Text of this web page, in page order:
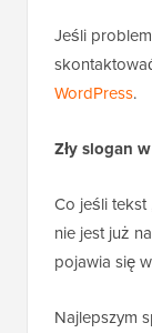
Jeśli
WordPress.
Zły slogan
Co jeśli tekst
nie jest już
pojawia się
Najlepszym